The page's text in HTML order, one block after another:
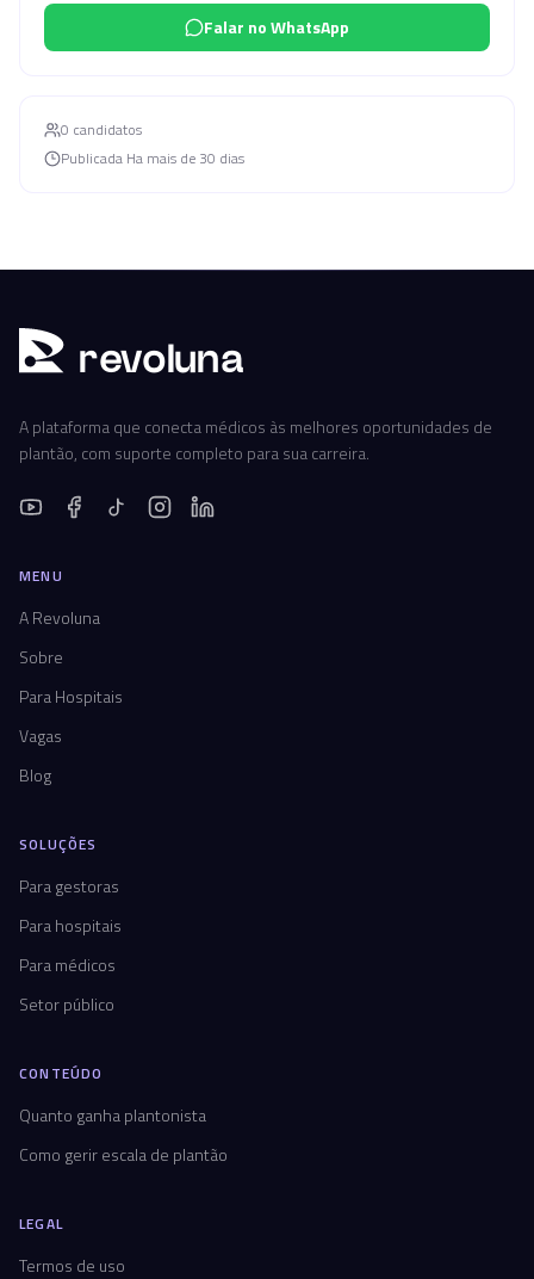
Falar no WhatsApp
0 candidatos
Publicada Ha mais de 30 dias
revoluna
A plataforma que conecta médicos às melhores oportunidades de
plantão, com suporte completo para sua carreira.
MENU
A Revoluna
Sobre
Para Hospitais
Vagas
Blog
SOLUÇÕES
Para gestoras
Para hospitais
Para médicos
Setor público
CONTEÚDO
Quanto ganha plantonista
Como gerir escala de plantão
LEGAL
Termos de uso